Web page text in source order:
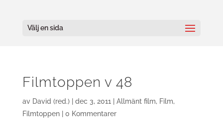
Välj en sida
Filmtoppen v 48
av David (red.)| dec 3, 2011 Allmänt film, Film,
Filmtoppen| 0 Kommentarer